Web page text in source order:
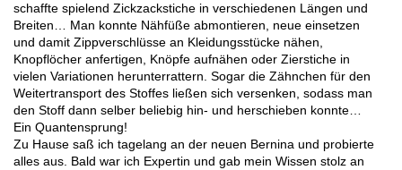
schaffte spielend Zickzackstiche in verschiedenen Längen und
Breiten… Man konnte Nähfüße abmontieren, neue einsetzen
und damit Zippverschlüsse an Kleidungsstücke nähen,
Knopflöcher anfertigen, Knöpfe aufnähen oder Zierstiche in
vielen Variationen herunterrattern. Sogar die Zähnchen für den
Weitertransport des Stoffes ließen sich versenken, sodass man
den Stoff dann selber beliebig hin- und herschieben konnte…
Ein Quantensprung!
Zu Hause saß ich tagelang an der neuen Bernina und probierte
alles aus. Bald war ich Expertin und gab mein Wissen stolz an